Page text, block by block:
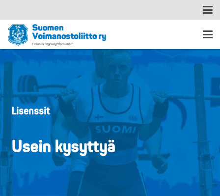
Lisenssit
Usein kysyttyä